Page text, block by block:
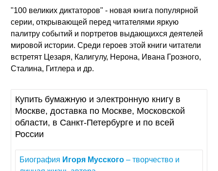
"100 великих диктаторов" - новая книга популярной
серии, открывающей перед читателями яркую
палитру событий и портретов выдающихся деятелей
мировой истории. Среди героев этой книги читатели
встретят Цезаря, Калигулу, Нерона, Ивана Грозного,
Сталина, Гитлера и др.
Купить бумажную и электронную книгу в
Москве, доставка по Москве, Московской
области, в Санкт-Петербурге и по всей
России
Биография Игоря Мусского – творчество и